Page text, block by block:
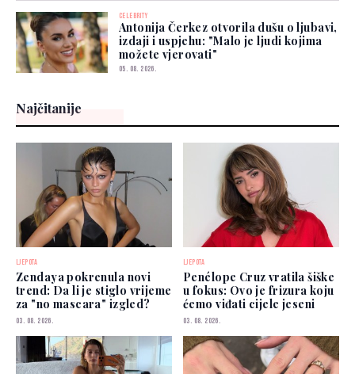
CELEBRITY
Antonija Čerkez otvorila dušu o ljubavi,
izdaji i uspjehu: "Malo je ljudi kojima
možete vjerovati"
05. 08. 2026.
Najčitanije
LJEPOTA
Zendaya pokrenula novi
trend: Da li je stiglo vrijeme
za "no mascara" izgled?
03. 08. 2026.
LJEPOTA
Penélope Cruz vratila šiške
u fokus: Ovo je frizura koju
ćemo viđati cijele jeseni
03. 08. 2026.